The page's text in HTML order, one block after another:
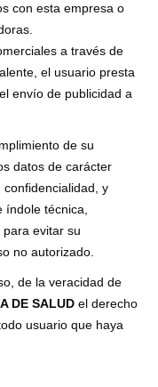
con esta empresa o
a través de
el usuario presta
envío de publicidad a
de su
datos de carácter
y
índole técnica,
evitar su
no autorizado.
de la veracidad de
DE SALUDel derecho
usuario que haya